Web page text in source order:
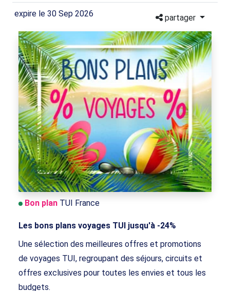
expire le 30 Sep 2026 partager
Bon plan TUI France
Les bons plans voyages TUI jusqu'à -24%
Une sélection des meilleures offres et promotions
de voyages TUI, regroupant des séjours, circuits et
offres exclusives pour toutes les envies et tous les
budgets.